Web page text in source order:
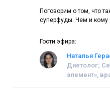
Поговорим о том, что
суперфуды. Чем и кому
Гости эфира:
Наталья
Диетолог;
элемент»,